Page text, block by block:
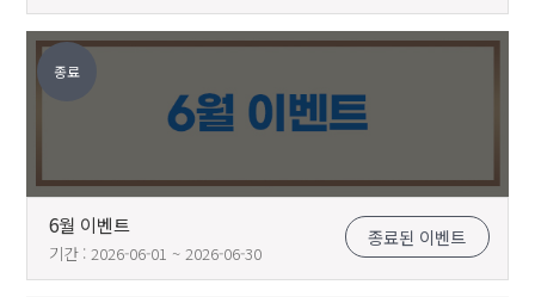
종료
6월 이벤트
기간 : 2026-06-01 ~ 2026-06-30
종료된 이벤트